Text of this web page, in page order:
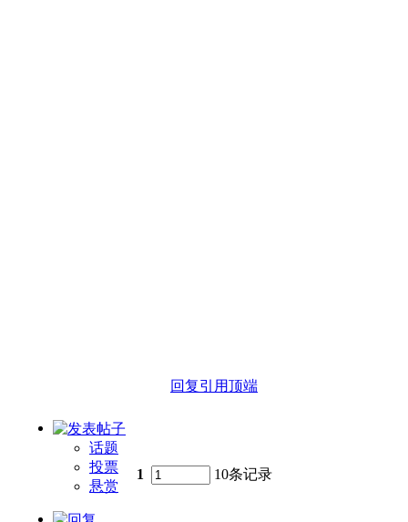
回复引用顶端
话题
投票
悬赏
1 10条记录